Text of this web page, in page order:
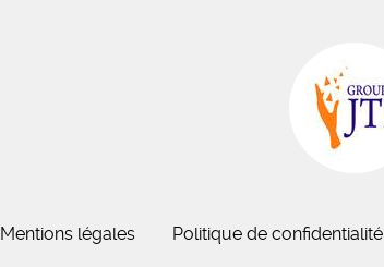
Mentions légales Politique de confidentialité